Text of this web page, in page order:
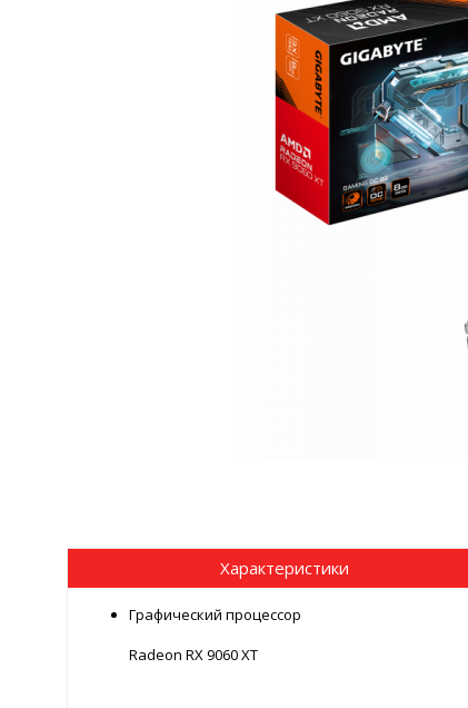
Характеристики
Графический процессор
Radeon RX 9060 XT